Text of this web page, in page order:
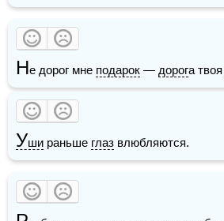
Не дорог мне подарок — дорога твоя
Уши раньше глаз влюбляются.